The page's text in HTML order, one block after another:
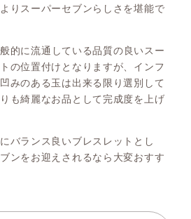
りスーパーセブンらしさを堪能で
的に流通している品質の良いスー
の位置付けとなりますが、インフ
みのある玉は出来る限り選別して
も綺麗なお品として完成度を上げ
バランス良いブレスレットとし
ンをお迎えされるなら大変おすす